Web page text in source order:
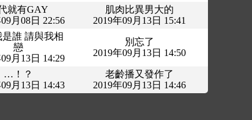
就有GAY
月08日 22:56
肌肉比異男大的
2019年09月13日 15:41
是誰 請與我相
戀
月13日 14:29
別忘了
2019年09月13日 14:50
…！？
月13日 14:43
老齡播又發作了
2019年09月13日 14:46